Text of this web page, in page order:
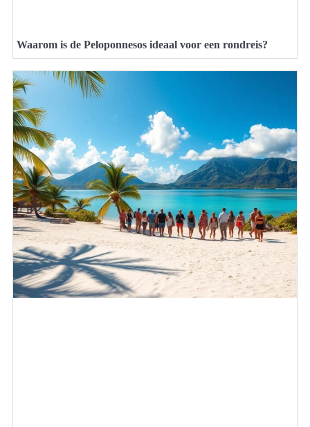
Waarom is de Peloponnesos ideaal voor een rondreis?